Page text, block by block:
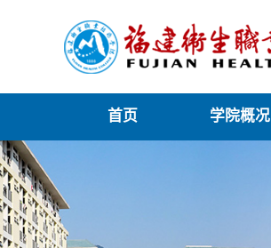
首页 学院概况